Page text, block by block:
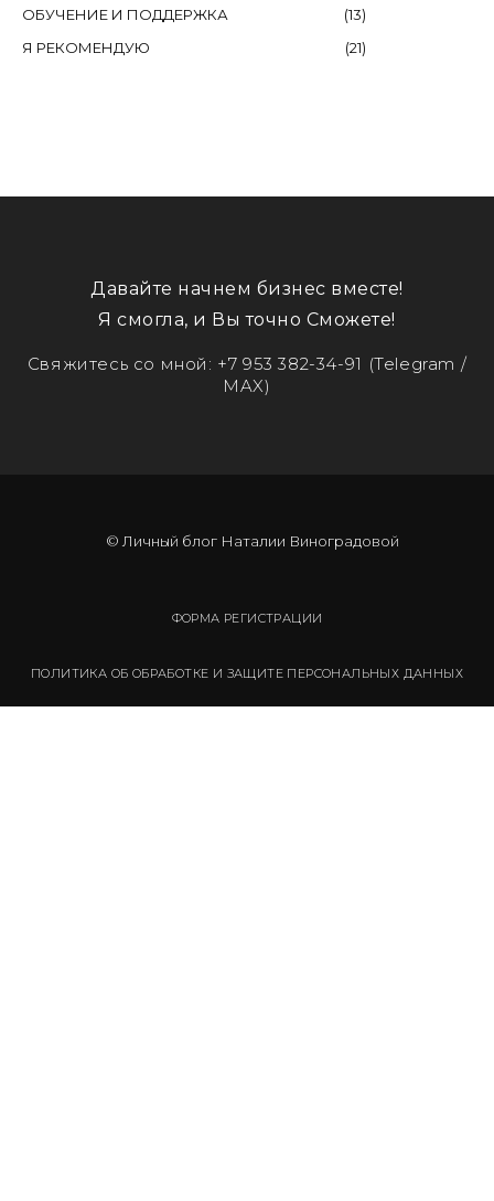
ОБУЧЕНИЕ И ПОДДЕРЖКА
(13)
Я РЕКОМЕНДУЮ
(21)
Давайте начнем бизнес вместе!
Я смогла, и Вы точно Сможете!
Свяжитесь со мной: +7 953 382-34-91 (Telegram /
MAX)
© Личный блог Наталии Виноградовой
ФОРМА РЕГИСТРАЦИИ
ПОЛИТИКА ОБ ОБРАБОТКЕ И ЗАЩИТЕ ПЕРСОНАЛЬНЫХ ДАННЫХ